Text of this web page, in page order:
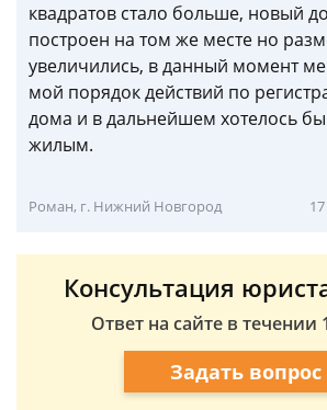
квадратов стало больше, новый
построен на том же месте но
увеличились, в данный момент
мой порядок действий по
дома и в дальнейшем хотелось бы
жилым.
Роман, г. Нижний Новгород
Консультация
Ответ на сайте в течении
Задать вопрос